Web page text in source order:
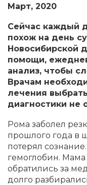
Март, 2020
Сейчас каждый
похож на день
Новосибирской
помощи,
анализ, чтобы
Врачам
лечения
диагностики не
Рома заболел
прошлого года в
потерял
гемоглобин.
обратились за
долго